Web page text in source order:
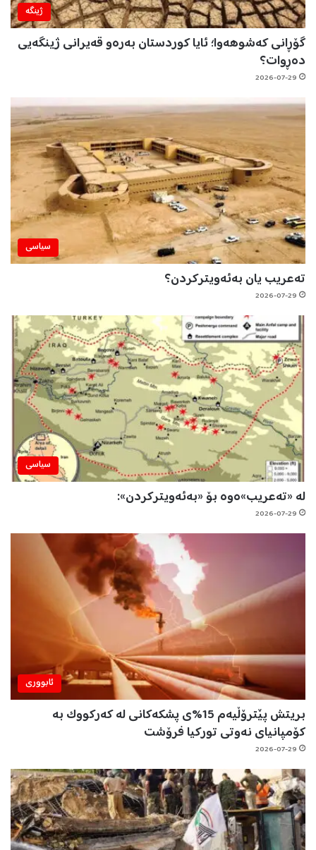
ژینگه‌
گۆڕانی کەشوهەوا؛ ئایا کوردستان بەرەو قەیرانی ژینگەیی
دەڕوات؟
2026-07-29
سیاسی
تەعریب یان بەئەویترکردن؟
2026-07-29
سیاسی
لە «تەعریب»ەوە بۆ «بەئەویترکردن»:
2026-07-29
ئابووری
بریتش پێترۆڵیەم 15%ی پشکەکانی لە کەرکووک بە
کۆمپانیای نەوتی تورکیا فرۆشت
2026-07-29